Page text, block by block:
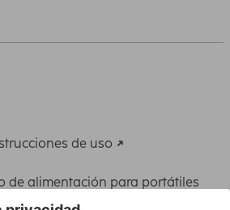
de uso
de alimentación para portátiles